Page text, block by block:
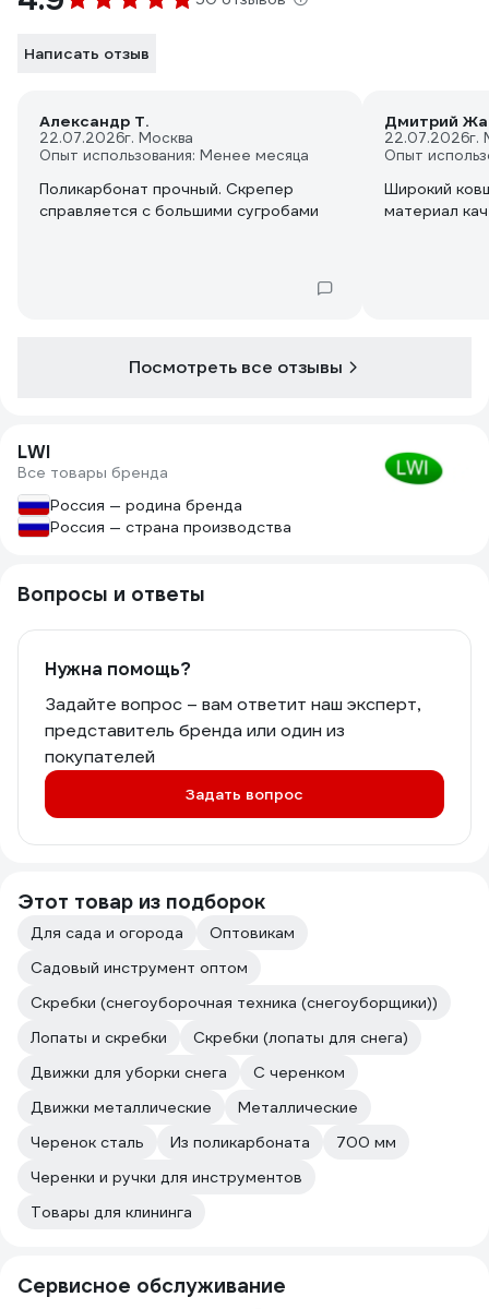
Написать отзыв
Александр Т.
22.07.2026г. Москва
Опыт использования: Менее месяца
Поликарбонат прочный. Скрепер
справляется с большими сугробами
Дмитрий
22.07.2026г.
Опыт
Широкий
материал
Посмотреть все отзывы
LWI
Все товары бренда
Россия — родина бренда
Россия — страна производства
Вопросы и ответы
Нужна помощь?
Задайте вопрос – вам ответит наш эксперт,
представитель бренда или один из
покупателей
Задать вопрос
Этот товар из подборок
Для сада и огорода
Оптовикам
Садовый инструмент оптом
Скребки (снегоуборочная техника (снегоуборщики))
Лопаты и скребки
Скребки (лопаты для снега)
Движки для уборки снега
С черенком
Движки металлические
Металлические
Черенок сталь
Из поликарбоната
700 мм
Черенки и ручки для инструментов
Товары для клининга
Сервисное обслуживание